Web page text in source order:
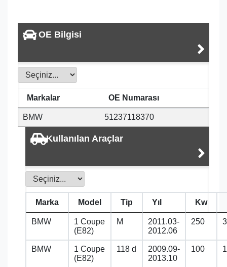
OE Bilgisi
Markalar OE Numarası
BMW 51237118370
Kullanılan Araçlar
Marka Model Tip Yıl Kw
BMW
1 Coupe
(E82)
M
2011.03-
2012.06
250
BMW
1 Coupe
(E82)
118 d
2009.09-
2013.10
100